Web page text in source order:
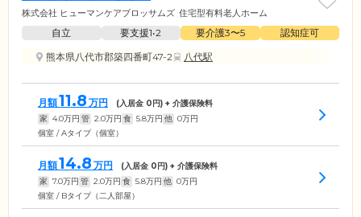
株式会社 ヒューマンケアブロッサムズ 住宅型有料老人ホーム
自立 要支援1•2 要介護3〜5
認知症可
熊本県八代市郡築四番町47-2
八代駅
月額11.8 万円 (入居金 0円) + 介護保険料
家 4.0万円 管 2.0万円 食 5.8万円 他 0万円
個室 / Aタイプ（個室）
月額14.8 万円 (入居金 0円) + 介護保険料
家 7.0万円 管 2.0万円 食 5.8万円 他 0万円
個室 / Bタイプ（二人部屋）